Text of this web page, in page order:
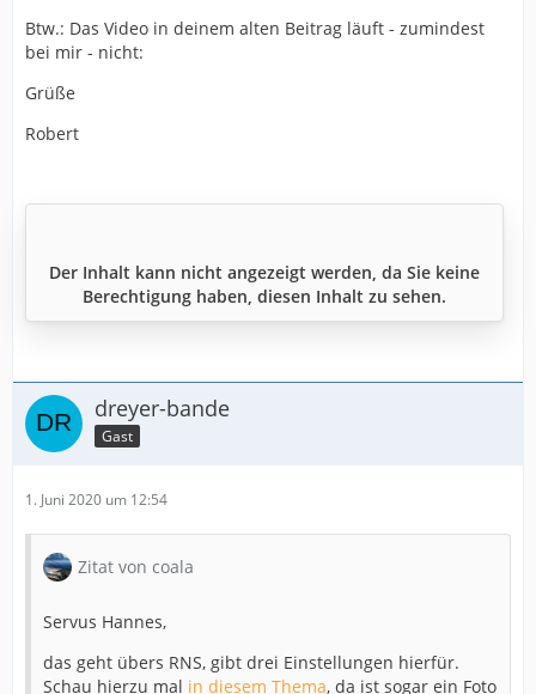
Btw.: Das Video in deinem alten Beitrag läuft - zumindest
bei mir - nicht:
Grüße
Robert
Der Inhalt kann nicht angezeigt werden, da Sie keine
Berechtigung haben, diesen Inhalt zu sehen.
dreyer-bande
Gast
1. Juni 2020 um 12:54
Zitat von coala
Servus Hannes,
das geht übers RNS, gibt drei Einstellungen hierfür.
Schau hierzu mal in diesem Thema, da ist sogar ein Foto